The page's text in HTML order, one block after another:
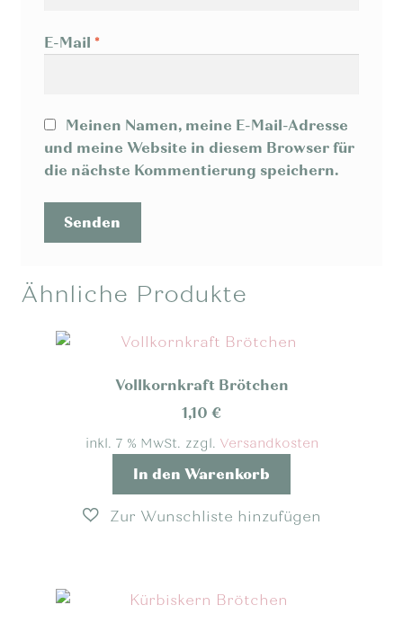
E-Mail *
Meinen Namen, meine E-Mail-Adresse
und meine Website in diesem Browser für
die nächste Kommentierung speichern.
Ähnliche Produkte
Vollkornkraft Brötchen
1,10 €
inkl. 7 % MwSt. zzgl. Versandkosten
In den Warenkorb